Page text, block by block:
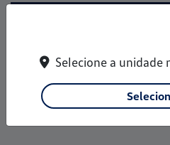
Alarme
Bancos De Couro
Selecione a unidade